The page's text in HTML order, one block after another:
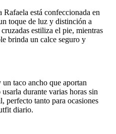
está confeccionada en
toque de luz y distinción a
estiliza el pie, mientras
brinda un calce seguro y
taco ancho que aportan
durante varias horas sin
perfecto tanto para ocasiones
diario.